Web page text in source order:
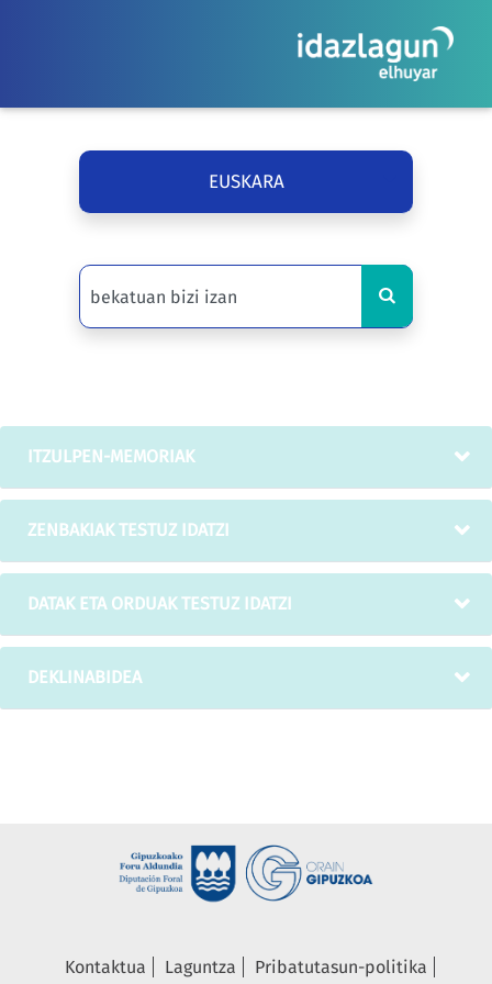
EUSKARA
ITZULPEN-MEMORIAK
ZENBAKIAK TESTUZ IDATZI
DATAK ETA ORDUAK TESTUZ IDATZI
DEKLINABIDEA
Kontaktua Laguntza
Pribatutasun-politika